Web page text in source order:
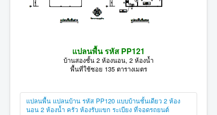
แปลนพื้น รหัส PP121
บ้านสองชั้น 2 ห้องนอน, 2 ห้องน้ำ
พื้นที่ใช้ซอย 135 ตารางเมตร
แปลนพื้น แปลนบ้าน รหัส PP120 แบบบ้านชั้นเดียว 2 ห้อง
นอน 2 ห้องน้ำ ครัว ห้องรับแขก ระเบียง ที่จอดรถยนต์